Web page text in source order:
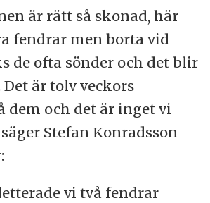
är rätt så skonad, här
fendrar men borta vid
de ofta sönder och det blir
är tolv veckors
dem och det är inget vi
Stefan Konradsson
vi två fendrar